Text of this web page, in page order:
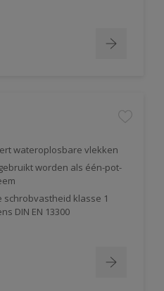
wateroplosbare vlekken
worden als één-pot-
schrobvastheid klasse 1
DIN EN 13300